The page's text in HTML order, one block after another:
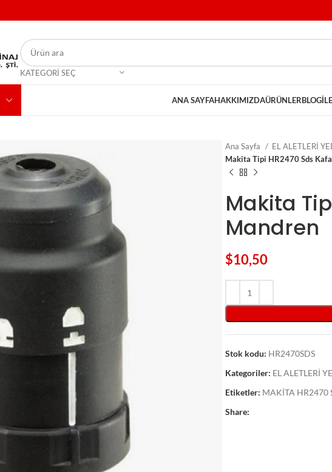
KATEGORI SEÇ
ANA SAYFAHAKKIMIZDAÜRÜNLERBLOG
Ana Sayfa EL ALETLERİ
Makita Tipi HR2470 Sds
Makita
Mandren
$10,50
Stok kodu: HR2470SDS
Kategoriler: EL ALETLERİ
Etiketler: MAKİTA HR2470
Share: